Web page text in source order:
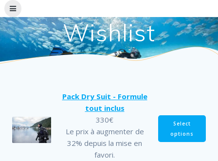
to
content
Wishlist
Pack Dry Suit - Formule
tout inclus
330€
Le prix à augmenter de
32% depuis la mise en
favori.
Select
options